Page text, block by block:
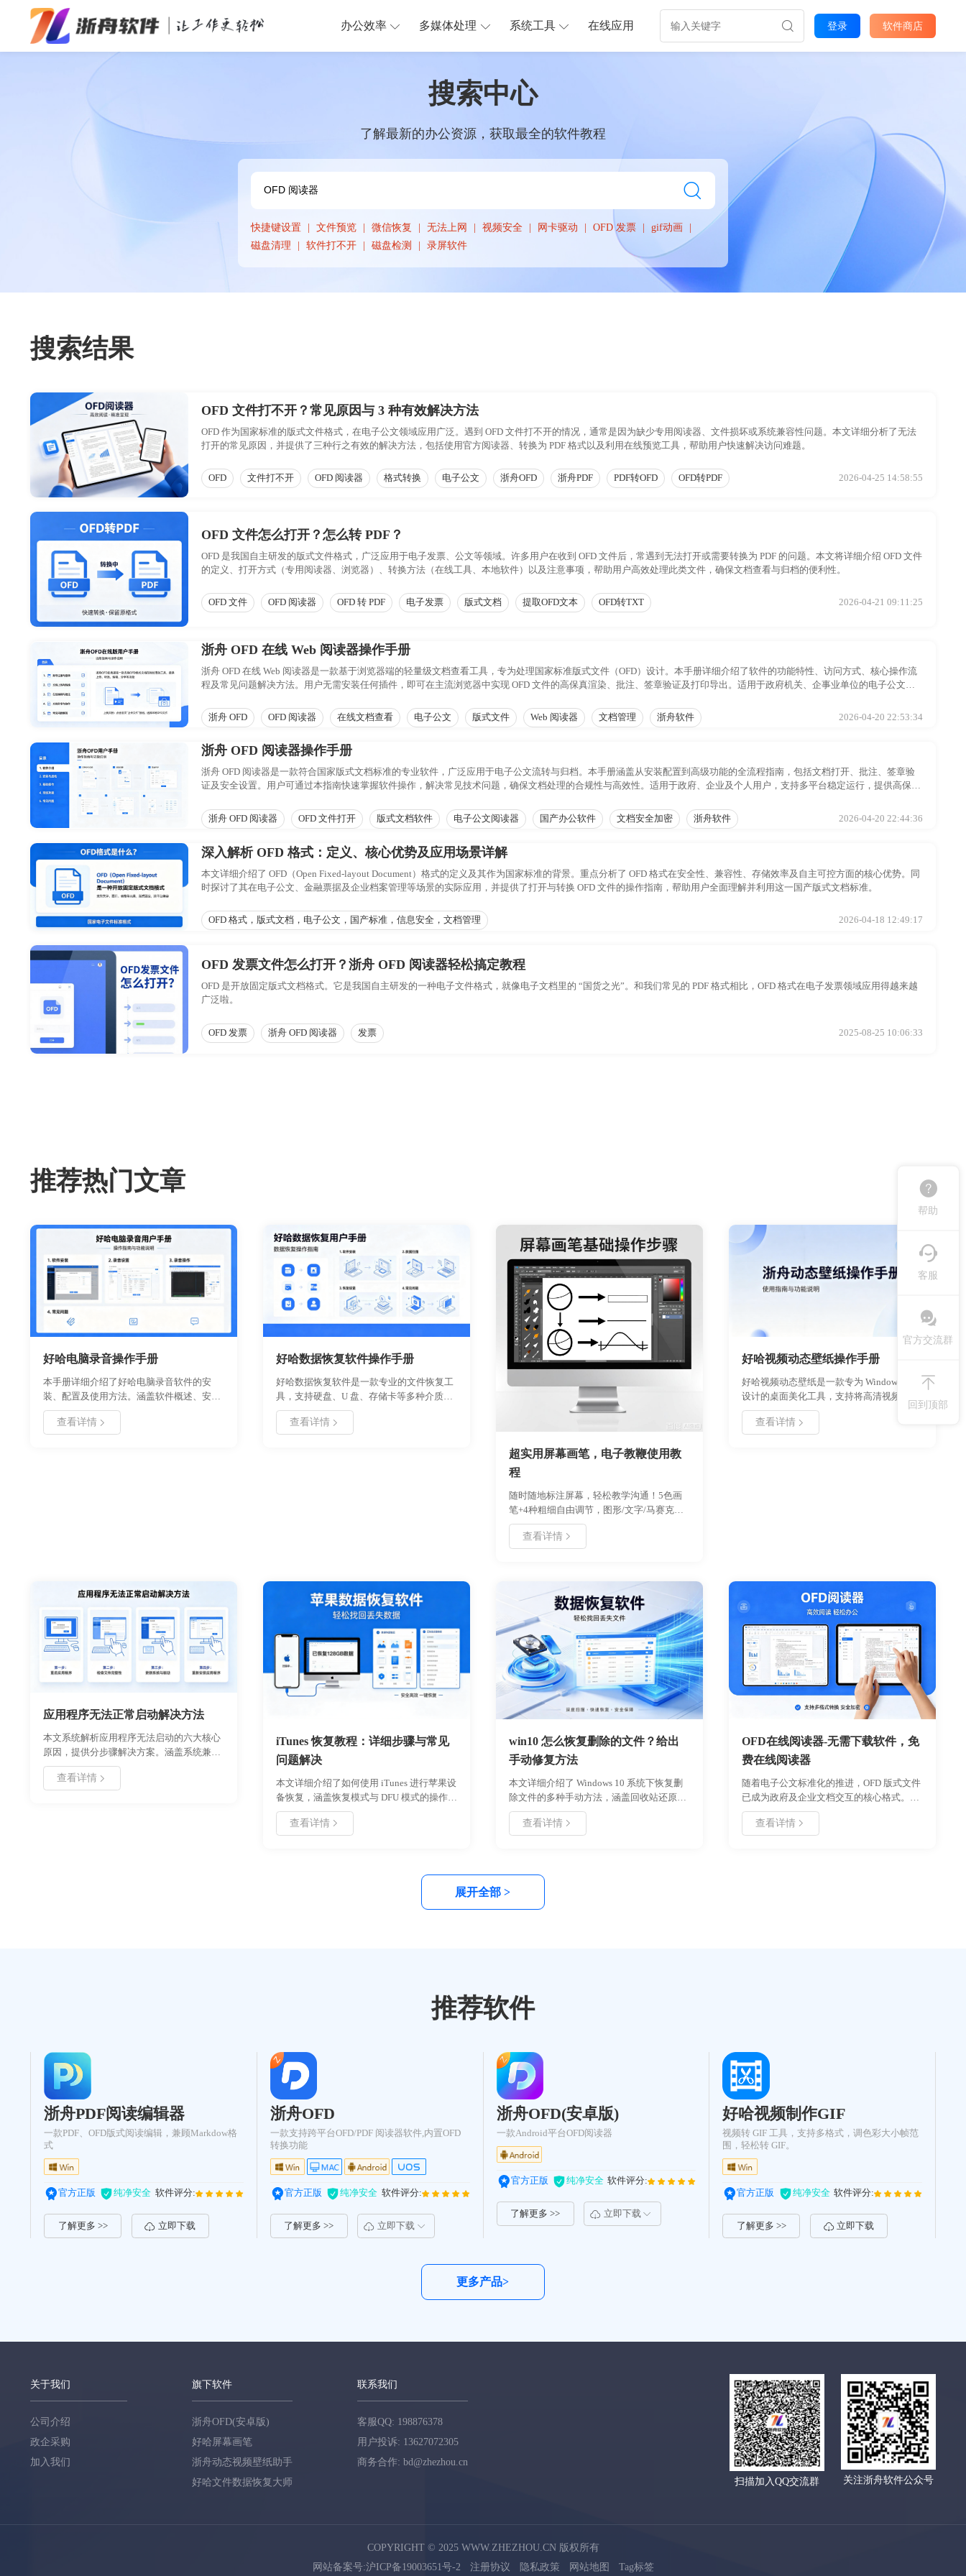
办公效率 多媒体处理 系统工具 在线应用 登录 软件商店
搜索中心
了解最新的办公资源，获取最全的软件教程
快捷键设置 文件预览 微信恢复 无法上网 视频安全 网卡驱动 OFD 发票
gif动画
磁盘清理
软件打不开 磁盘检测 录屏软件
搜索结果
OFD 文件打不开？常见原因与 3 种有效解决方法
OFD 作为国家标准的版式文件格式，在电子公文领域应用广泛。遇到 OFD 文件打不开的情况，通常是因为缺少专用阅读器、文件损坏或系统兼容性问题。本文详细分析了无法
打开的常见原因，并提供了三种行之有效的解决方法，包括使用官方阅读器、转换为 PDF 格式以及利用在线预览工具，帮助用户快速解决访问难题。
OFD 文件打不开 OFD 阅读器 格式转换 电子公文 浙舟OFD 浙舟PDF PDF转OFD OFD转PDF 2026-04-25 14:58:55
OFD 文件怎么打开？怎么转 PDF？
OFD 是我国自主研发的版式文件格式，广泛应用于电子发票、公文等领域。许多用户在收到 OFD 文件后，常遇到无法打开或需要转换为 PDF 的问题。本文将详细介绍 OFD 文件
的定义、打开方式（专用阅读器、浏览器）、转换方法（在线工具、本地软件）以及注意事项，帮助用户高效处理此类文件，确保文档查看与归档的便利性。
OFD 文件 OFD 阅读器 OFD 转 PDF 电子发票 版式文档 提取OFD文本 OFD转TXT 2026-04-21 09:11:25
浙舟 OFD 在线 Web 阅读器操作手册
浙舟 OFD 在线 Web 阅读器是一款基于浏览器端的轻量级文档查看工具，专为处理国家标准版式文件（OFD）设计。本手册详细介绍了软件的功能特性、访问方式、核心操作流
程及常见问题解决方法。用户无需安装任何插件，即可在主流浏览器中实现 OFD 文件的高保真渲染、批注、签章验证及打印导出。适用于政府机关、企事业单位的电子公文流
浙舟 OFD
OFD 阅读器 在线文档查看 电子公文 版式文件 Web 阅读器 文档管理 浙舟软件 2026-04-20 22:53:34
浙舟 OFD 阅读器操作手册
浙舟 OFD 阅读器是一款符合国家版式文档标准的专业软件，广泛应用于电子公文流转与归档。本手册涵盖从安装配置到高级功能的全流程指南，包括文档打开、批注、签章验
证及安全设置。用户可通过本指南快速掌握软件操作，解决常见技术问题，确保文档处理的合规性与高效性。适用于政府、企业及个人用户，支持多平台稳定运行，提供高保真
浙舟 OFD 阅读器
OFD 文件打开 版式文档软件 电子公文阅读器 国产办公软件 文档安全加密 浙舟软件 2026-04-20 22:44:36
深入解析 OFD 格式：定义、核心优势及应用场景详解
本文详细介绍了 OFD（Open Fixed-layout Document）格式的定义及其作为国家标准的背景。重点分析了 OFD 格式在安全性、兼容性、存储效率及自主可控方面的核心优势。同
时探讨了其在电子公文、金融票据及企业档案管理等场景的实际应用，并提供了打开与转换 OFD 文件的操作指南，帮助用户全面理解并利用这一国产版式文档标准。
OFD 格式，版式文档，电子公文，国产标准，信息安全，文档管理 2026-04-18 12:49:17
OFD 发票文件怎么打开？浙舟 OFD 阅读器轻松搞定教程
OFD 是开放固定版式文档格式。它是我国自主研发的一种电子文件格式，就像电子文档里的 “国货之光”。和我们常见的 PDF 格式相比，OFD 格式在电子发票领域应用得越来越
广泛啦。​
OFD 发票 浙舟 OFD 阅读器 发票 2025-08-25 10:06:33
推荐热门文章
好哈电脑录音操作手册
本手册详细介绍了好哈电脑录音软件的安
装、配置及使用方法。涵盖软件概述、安装
卸载步骤、首次使用指南、核心功能说明、
详细操作教程以及常见问题解决方案。旨在
查看详情
好哈数据恢复软件操作手册
好哈数据恢复软件是一款专业的文件恢复工
具，支持硬盘、U 盘、存储卡等多种介质的
数据扫描与还原。本手册详细介绍了软件的
安装流程、核心功能及操作步骤，帮助用户
查看详情
超实用屏幕画笔，电子教鞭使用教
程
随时随地标注屏幕，轻松教学沟通！5色画
笔+4种粗细自由调节，图形/文字/马赛克工
具一键调用，支持快捷键操作和自动隐藏工
具栏，标注内容可导出分享，新手也能快速
查看详情
好哈视频动态壁纸操作手册
好哈视频动态壁纸是一款专为 Windows 用户
设计的桌面美化工具，支持将高清视频、动
画设置为系统壁纸。本手册详细介绍了软件
的安装流程、核心功能配置、个性化设置步
查看详情
应用程序无法正常启动解决方法
本文系统解析应用程序无法启动的六大核心
原因，提供分步骤解决方案。涵盖系统兼容
性检测、权限配置、文件修复等关键操作，
包含注册表清理参数设置及软件冲突排查流
查看详情
iTunes 恢复教程：详细步骤与常见
问题解决
本文详细介绍了如何使用 iTunes 进行苹果设
备恢复，涵盖恢复模式与 DFU 模式的操作步
骤、数据备份策略及常见错误代码解决方
案。适用于设备白苹果、系统卡顿或无法开
查看详情
win10 怎么恢复删除的文件？给出
手动修复方法
本文详细介绍了 Windows 10 系统下恢复删
除文件的多种手动方法，涵盖回收站还原、
文件历史记录备份以及命令行工具使用。文
章分析了文件删除的底层原理，强调了数据
的策略，同时提供了日常数据预防建议，旨
保重要文件不因误删而永久丢失。
查看详情
OFD在线阅读器-无需下载软件，免
费在线阅读器
随着电子公文标准化的推进，OFD 版式文件
已成为政府及企业文档交互的核心格式。本
文详细介绍了 OFD 文件的特点、在线预览的
必要性，并重点教程如何使用浙舟软件提供
查看详情
展开全部 >
推荐软件
浙舟PDF阅读编辑器
一款PDF、OFD版式阅读编辑，兼顾Markdow格
式
官方正版 纯净安全 软件评分:
了解更多 >> 立即下载
浙舟OFD
一款支持跨平台OFD/PDF 阅读器软件,内置OFD
转换功能
官方正版 纯净安全 软件评分:
了解更多 >> 立即下载
浙舟OFD(安卓版)
一款Android平台OFD阅读器
官方正版 纯净安全 软件评分:
了解更多 >> 立即下载
好哈视频制作GIF
视频转 GIF 工具，支持多格式，调色彩大小帧范
围，轻松转 GIF。
官方正版 纯净安全 软件评分:
了解更多 >> 立即下载
更多产品>
关于我们
公司介绍
政企采购
加入我们
旗下软件
浙舟OFD(安卓版)
好哈屏幕画笔
浙舟动态视频壁纸助手
好哈文件数据恢复大师
联系我们
客服QQ: 198876378
用户投诉: 13627072305
商务合作: bd@zhezhou.cn
扫描加入QQ交流群
关注浙舟软件公众号
COPYRIGHT © 2025 WWW.ZHEZHOU.CN 版权所有
网站备案号:沪ICP备19003651号-2
注册协议 隐私政策 网站地图 Tag标签
帮助
客服
官方交流群
回到顶部